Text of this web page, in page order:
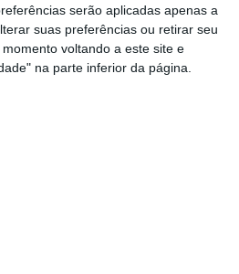
serão aplicadas apenas a
suas preferências ou retirar seu
voltando a este site e
na parte inferior da página.
o outro lado da